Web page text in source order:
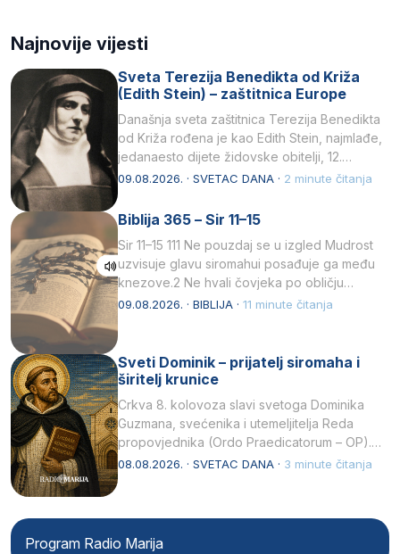
Najnovije vijesti
Sveta Terezija Benedikta od Križa
(Edith Stein) – zaštitnica Europe
Današnja sveta zaštitnica Terezija Benedikta
od Križa rođena je kao Edith Stein, najmlađe,
jedanaesto dijete židovske obitelji, 12.
listopada 1891, u Wrocławu…
09.08.2026. · SVETAC DANA · 2 minute čitanja
Biblija 365 – Sir 11–15
Sir 11–15 111 Ne pouzdaj se u izgled Mudrost
uzvisuje glavu siromahui posađuje ga među
knezove.2 Ne hvali čovjeka po obličju
njegovui…
09.08.2026. · BIBLIJA · 11 minute čitanja
Sveti Dominik – prijatelj siromaha i
širitelj krunice
Crkva 8. kolovoza slavi svetoga Dominika
Guzmana, svećenika i utemeljitelja Reda
propovjednika (Ordo Praedicatorum – OP).
Svojim životom, dubokom ljubavlju prema
08.08.2026. · SVETAC DANA · 3 minute čitanja
Program Radio Marija